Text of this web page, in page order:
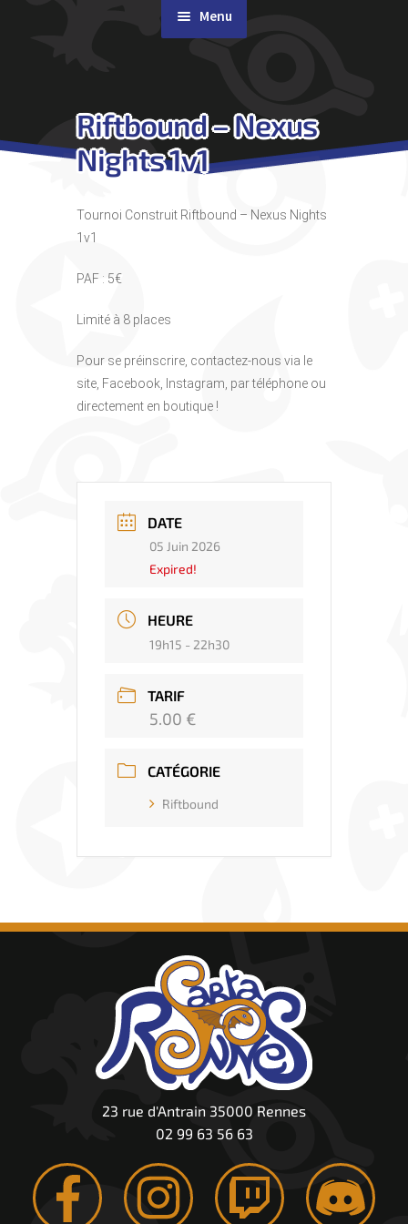
Menu
Agenda
Contact & Accès
Riftbound – Nexus
Nights 1v1
Tournoi Construit Riftbound – Nexus Nights
1v1
PAF : 5€
Limité à 8 places
Pour se préinscrire, contactez-nous via le
site, Facebook, Instagram, par téléphone ou
directement en boutique !
DATE
05 Juin 2026
Expired!
HEURE
19h15 - 22h30
TARIF
5.00 €
CATÉGORIE
Riftbound
23 rue d'Antrain 35000 Rennes
02 99 63 56 63